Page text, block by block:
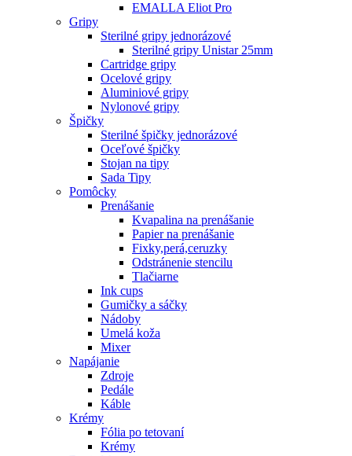
EMALLA Eliot Pro
Gripy
Sterilné gripy jednorázové
Sterilné gripy Unistar 25mm
Cartridge gripy
Ocelové gripy
Aluminiové gripy
Nylonové gripy
Špičky
Sterilné špičky jednorázové
Oceľové špičky
Stojan na tipy
Sada Tipy
Pomôcky
Prenášanie
Kvapalina na prenášanie
Papier na prenášanie
Fixky,perá,ceruzky
Odstránenie stencilu
Tlačiarne
Ink cups
Gumičky a sáčky
Nádoby
Umelá koža
Mixer
Napájanie
Zdroje
Pedále
Káble
Krémy
Fólia po tetovaní
Krémy